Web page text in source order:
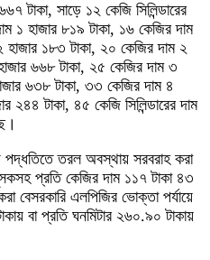
টাকা, সাড়ে ১২ কেজি সিলিন্ডারের
১ হাজার ৮১৯ টাকা, ১৬ কেজির দাম
হাজার ১৮৩ টাকা, ২০ কেজির দাম ২
৬৬৮ টাকা, ২৫ কেজির দাম ৩
৬৩৮ টাকা, ৩৩ কেজির দাম ৪
২৪৪ টাকা, ৪৫ কেজি সিলিন্ডারের দাম
পদ্ধতিতে তরল অবস্থায় সরবরাহ করা
প্রতি কেজির দাম ১১৭ টাকা ৪৩
বেসরকারি এলপিজির ভোক্তা পর্যায়ে
বা প্রতি ঘনমিটার ২৬০.৯০ টাকায়